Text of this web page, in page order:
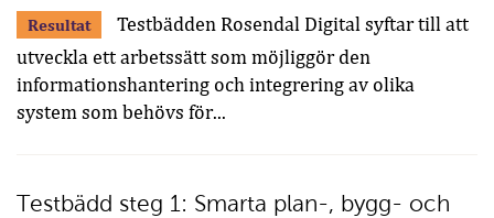
Resultat
Testbädden Rosendal Digital syftar till att
utveckla ett arbetssätt som möjliggör den
informationshantering och integrering av olika
system som behövs för...
Testbädd steg 1: Smarta plan-, bygg- och